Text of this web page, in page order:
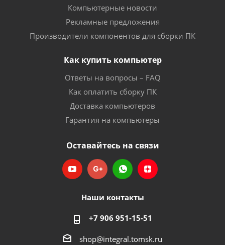
Компьютерные новости
Рекламные предложения
Производители компонентов для сборки ПК
Как купить компьютер
Ответы на вопросы – FAQ
Как оплатить сборку ПК
Доставка компьютеров
Гарантия на компьютеры
Оставайтесь на связи
Наши контакты
+7 906 951-15-51
shop@integral.tomsk.ru